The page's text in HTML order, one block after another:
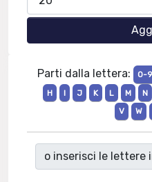
Parti dalla lettera: 0-9
H
I J K L M N
V
W
o inserisci le lettere